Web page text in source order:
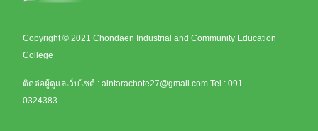
Copyright © 2021 Chondaen Industrial and Community Education
College
ติดต่อผู้ดูแลเว็บไซต์ : aintarachote27@gmail.com Tel : 091-
0324383